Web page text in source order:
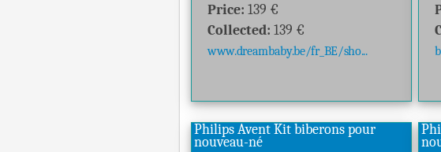
Price: 139 €
Collected: 139 €
www.dreambaby.be/fr_BE/sho...
Philips Avent Kit biberons pour
nouveau-né